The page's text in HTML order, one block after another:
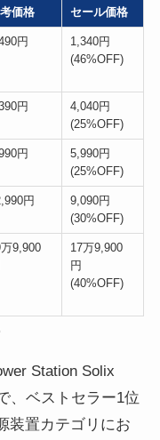
価格 セール価格
円
1,340円
(46%OFF)
円
4,040円
(25%OFF)
円
5,990円
(25%OFF)
円
9,090円
(30%OFF)
9,900
17万9,900
円
(40%OFF)
Station Solix
、ベストセラー1位
装置カテゴリにお